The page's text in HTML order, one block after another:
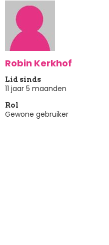
Robin Kerkhof
Lid sinds
11 jaar 5 maanden
Rol
Gewone gebruiker